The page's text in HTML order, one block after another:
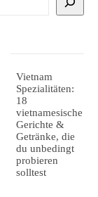
Vietnam
Spezialitäten:
18
vietnamesische
Gerichte &
Getränke, die
du unbedingt
probieren
solltest